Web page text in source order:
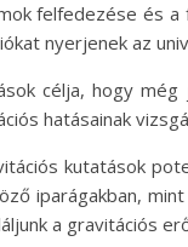
felfedezése és
nyerjenek az
célja, hogy
hatásainak
kutatások
iparágakban,
a gravitációs